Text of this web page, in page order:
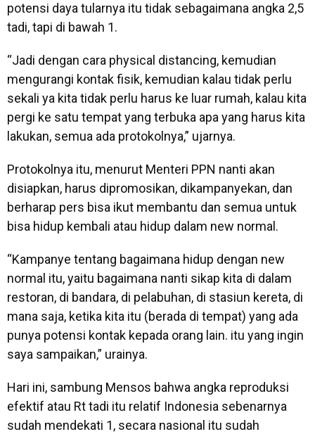
potensi daya tularnya itu tidak sebagaimana angka 2,5
tadi, tapi di bawah 1.
“Jadi dengan cara physical distancing, kemudian
mengurangi kontak fisik, kemudian kalau tidak perlu
sekali ya kita tidak perlu harus ke luar rumah, kalau kita
pergi ke satu tempat yang terbuka apa yang harus kita
lakukan, semua ada protokolnya,” ujarnya.
Protokolnya itu, menurut Menteri PPN nanti akan
disiapkan, harus dipromosikan, dikampanyekan, dan
berharap pers bisa ikut membantu dan semua untuk
bisa hidup kembali atau hidup dalam new normal.
“Kampanye tentang bagaimana hidup dengan new
normal itu, yaitu bagaimana nanti sikap kita di dalam
restoran, di bandara, di pelabuhan, di stasiun kereta, di
mana saja, ketika kita itu (berada di tempat) yang ada
punya potensi kontak kepada orang lain. itu yang ingin
saya sampaikan,” urainya.
Hari ini, sambung Mensos bahwa angka reproduksi
efektif atau Rt tadi itu relatif Indonesia sebenarnya
sudah mendekati 1, secara nasional itu sudah